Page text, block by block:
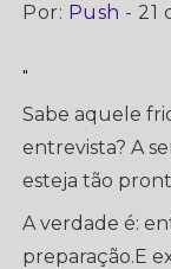
Por: Push - 21
"
Sabe aquele
entrevista? A
esteja tão
A verdade é:
preparação.E